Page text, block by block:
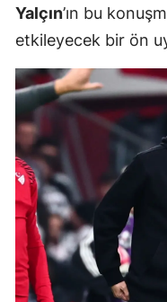
Yalçın’ın bu
etkileyecek bir ön